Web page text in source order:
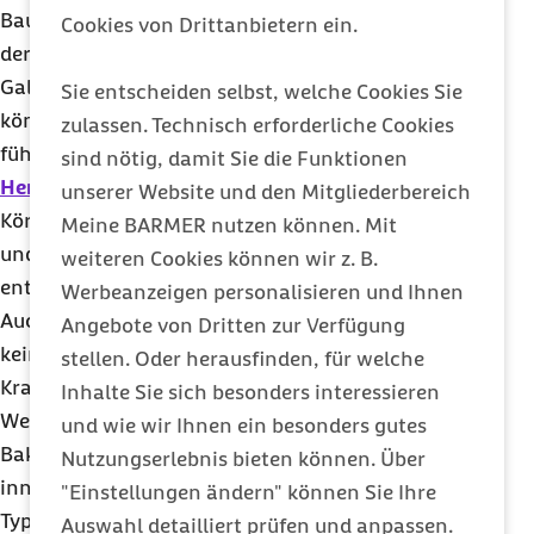
Cookies von Drittanbietern ein.
Sie entscheiden selbst, welche Cookies Sie
zulassen. Technisch erforderliche Cookies
sind nötig, damit Sie die Funktionen
unserer Website und den Mitgliederbereich
Meine BARMER nutzen können. Mit
weiteren Cookies können wir z. B.
Werbeanzeigen personalisieren und Ihnen
Angebote von Dritten zur Verfügung
stellen. Oder herausfinden, für welche
Inhalte Sie sich besonders interessieren
und wie wir Ihnen ein besonders gutes
Nutzungserlebnis bieten können. Über
"Einstellungen ändern" können Sie Ihre
Auswahl detailliert prüfen und anpassen.
Bauchfellentzündungen sowie eine Entzündung
der Gallenblase mit einer Zerstörung des
Gallengewebes. Verklumpungen der Blutplättchen
können zu schweren Durchblutungsstörungen
führen, die sogar einen Schlaganfallund
Herzinfarktauslösen. Da sich die Bakterien im
Körper ausbreiten, können sich auch die Knochen
und das Knochenmark sowie Herz und Hirnhäute
entzünden.
Auch wer einmal Typhus überstanden hat, besitzt
keine lebenslange Immunität. Nach einer solchen
Krankheit besteht für ein Jahr ein Immunschutz.
Wer jedoch mit einer hohen Anzahl an Typhus-
Bakterien in Kontakt kommt, läuft Gefahr, auch
innerhalb des Folgejahres erneut zu erkranken. Da
Typhus in Deutschland aufgrund der guten